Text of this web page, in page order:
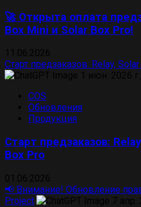
🚀 Открыта оплата
Box Mini и Solar Box Pro!
Старт предзаказов: Relay,
COS
Обновления
Продукция
Старт предзаказов:
Box Pro
📢 Внимание! Обновление
Project